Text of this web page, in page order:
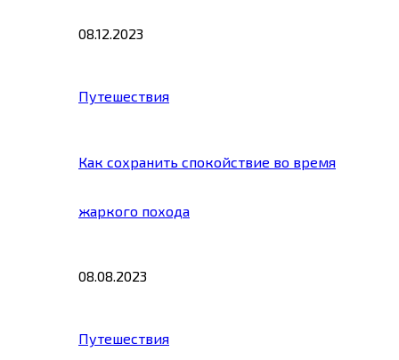
08.12.2023
Путешествия
Как сохранить спокойствие во время
жаркого похода
08.08.2023
Путешествия